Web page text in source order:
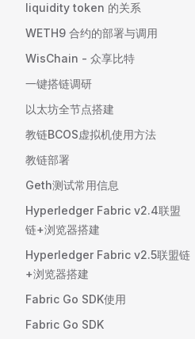
liquidity token 的关系
WETH9 合约的部署与调用
WisChain - 众享比特
一键搭链调研
以太坊全节点搭建
教链BCOS虚拟机使用方法
教链部署
Geth测试常用信息
Hyperledger Fabric v2.4联盟
链+浏览器搭建
Hyperledger Fabric v2.5联盟链
+浏览器搭建
Fabric Go SDK使用
Fabric Go SDK